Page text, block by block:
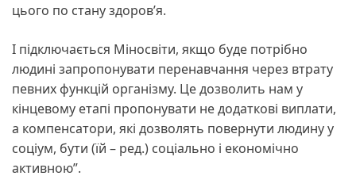
цього по стану здоров’я.
І підключається Міносвіти, якщо буде потрібно
людині запропонувати перенавчання через втрату
певних функцій організму. Це дозволить нам у
кінцевому етапі пропонувати не додаткові виплати,
а компенсатори, які дозволять повернути людину у
соціум, бути (їй – ред.) соціально і економічно
активною”.